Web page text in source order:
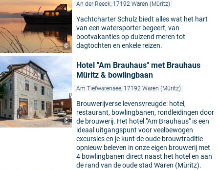
©
An der Reeck, 17192 Waren (Müritz)
Yachtcharter Schulz biedt alles wat het hart
van een watersporter begeert, van
bootvakanties op duizend meren tot
dagtochten en enkele reizen.
©
Hotel "Am Brauhaus" met Brauhaus
Müritz & bowlingbaan
Am Tiefwarensee, 17192 Waren (Müritz)
Brouwerijverse levensvreugde: hotel,
restaurant, bowlingbanen, rondleidingen door
de brouwerij. Het hotel "Am Brauhaus" is een
ideaal uitgangspunt voor veelbewogen
excursies en je kunt de oude brouwtraditie
opnieuw beleven in onze eigen brouwerij met
4 bowlingbanen direct naast het hotel en aan
de rand van de oude stad Waren (Müritz).